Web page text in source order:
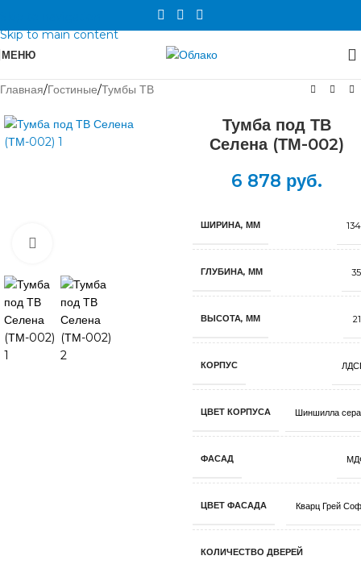
Skip to main content
МЕНЮ
Главная/Гостиные/Тумбы ТВ
Тумба под ТВ
Селена (ТМ-002)
6 878 руб.
ШИРИНА, ММ
ГЛУБИНА, ММ
ВЫСОТА, ММ
КОРПУС
ЦВЕТ КОРПУСА Шиншилла
ФАСАД
ЦВЕТ ФАСАДА Кварц Грей
КОЛИЧЕСТВО ДВЕРЕЙ